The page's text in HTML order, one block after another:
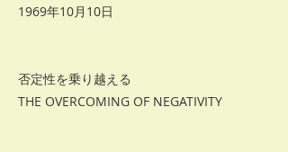
1969年10月10日
否定性を乗り越える
THE OVERCOMING OF NEGATIVITY